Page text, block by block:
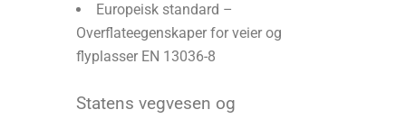
Europeisk standard –
Overflateegenskaper for veier og
flyplasser EN 13036-8
Statens vegvesen og